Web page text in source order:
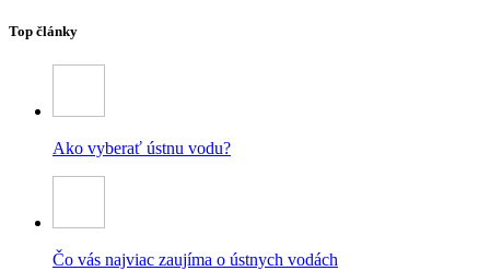
Top články
Ako vyberať ústnu vodu?
Čo vás najviac zaujíma o ústnych vodách